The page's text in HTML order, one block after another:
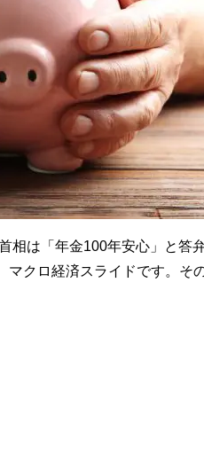
相は「年金100年安心」と答
クロ経済スライドです。そ